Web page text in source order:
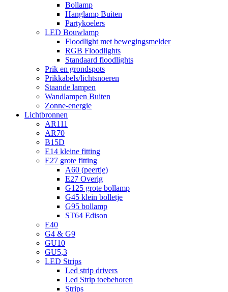
Bollamp
Hanglamp Buiten
Partykoelers
LED Bouwlamp
Floodlight met bewegingsmelder
RGB Floodlights
Standaard floodlights
Prik en grondspots
Prikkabels/lichtsnoeren
Staande lampen
Wandlampen Buiten
Zonne-energie
Lichtbronnen
AR111
AR70
B15D
E14 kleine fitting
E27 grote fitting
A60 (peertje)
E27 Overig
G125 grote bollamp
G45 klein bolletje
G95 bollamp
ST64 Edison
E40
G4 & G9
GU10
GU5,3
LED Strips
Led strip drivers
Led Strip toebehoren
Strips